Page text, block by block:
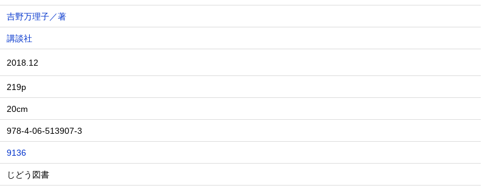
吉野万理子／著
講談社
2018.12
219p
20cm
978-4-06-513907-3
9136
じどう図書